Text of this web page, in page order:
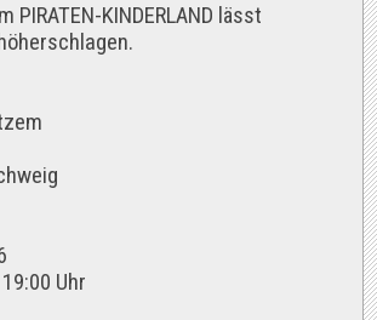
PIRATEN-KINDERLAND lässt
Uhr